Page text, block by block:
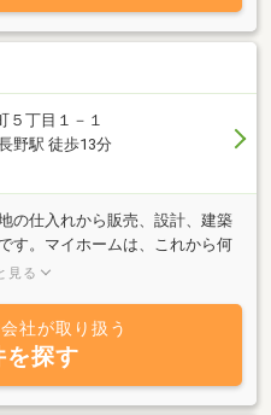
５丁目１－１
野駅 徒歩13分
の仕入れから販売、設計、建築
す。マイホームは、これから何
からこそ、建てて終わりではな
・高断熱・高耐震・高耐久」を
づくりを行っています。自社ブ
ープ会社である（株）アローラ
てサポート。さまざまなライフ
見る
社が取り扱う
を探す